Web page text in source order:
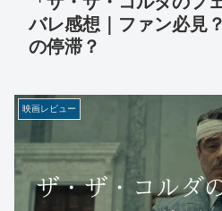
バレ感想｜ファン必見
の停滞？
映画レビュー